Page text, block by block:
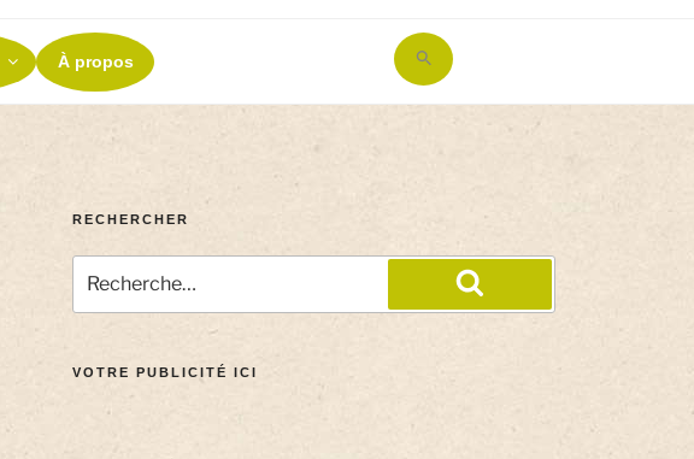
À propos
Search
for:
RECHERCHER
VOTRE PUBLICITÉ ICI